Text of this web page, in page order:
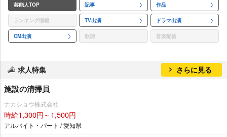
芸能人TOP 記事 作品
ランキング情報 TV出演 ドラマ出演
CM出演 歌詞 音楽配信
求人特集 さらに見る
施設の清掃員
ナカショウ株式会社
時給1,300円～1,500円
アルバイト・パート / 愛知県